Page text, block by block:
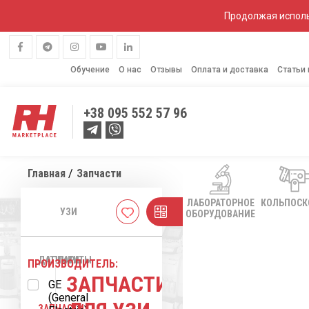
Продолжая
Обучение О нас Отзывы Оплата и доставка Статьи
+38 095 552 57 96
ЛАБОРАТОРНОЕ
ОБОРУДОВАНИЕ
Главная Запчасти
УЗИ
АППАРАТЫ
ДАТЧИКИ
Cписок
Калькулятор
окупаемости
ПРОИЗВОДИТЕЛЬ:
GE
(General
ЗАПЧАСТИ